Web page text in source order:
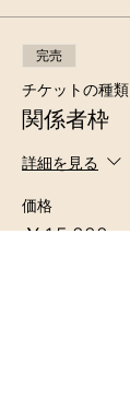
完売
チケットの種類
関係者枠
詳細を見る
価格
￥15,000